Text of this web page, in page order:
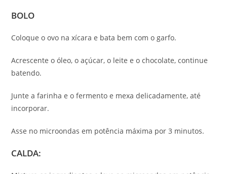
BOLO
Coloque o ovo na xícara e bata bem com o garfo.
Acrescente o óleo, o açúcar, o leite e o chocolate, continue
batendo.
Junte a farinha e o fermento e mexa delicadamente, até
incorporar.
Asse no microondas em potência máxima por 3 minutos.
CALDA: